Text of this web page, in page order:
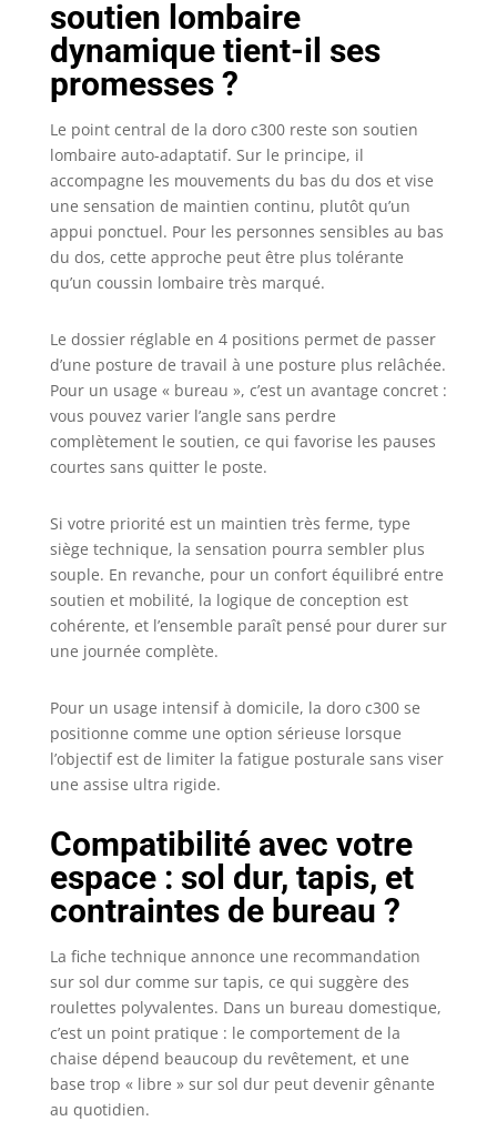
avec votre corps.
Ce chaise
ergonomique offre
pour le bas de
votre dos et
préserve votre
santé. Les
accoudoirs 3D de
cette fauteuil de
bureau peuvent
être réglés dans
qui vous permet
de détendre vos
bras dans
n'importe quelle
position.
⭐【Intelligent
SIHOO Doro C300
fauteuil de
bureau
ergonomique
features an
allows our chair to
support up to 150
kg, adapting to
effortlessly
balanced reclining
experience. Our
computer desk
chair can be tilted
at 110°, 120°, and
130° angles, so
you can relax and
rest in comfort.
⭐【Certifications
de Sécurité】 La
siege bureau
soutien lombaire
dynamique tient-il ses
promesses ?
Le point central de la doro c300 reste son soutien
lombaire auto-adaptatif. Sur le principe, il
accompagne les mouvements du bas du dos et vise
une sensation de maintien continu, plutôt qu’un
appui ponctuel. Pour les personnes sensibles au bas
du dos, cette approche peut être plus tolérante
qu’un coussin lombaire très marqué.
Le dossier réglable en 4 positions permet de passer
d’une posture de travail à une posture plus relâchée.
Pour un usage « bureau », c’est un avantage concret :
vous pouvez varier l’angle sans perdre
complètement le soutien, ce qui favorise les pauses
courtes sans quitter le poste.
Si votre priorité est un maintien très ferme, type
siège technique, la sensation pourra sembler plus
souple. En revanche, pour un confort équilibré entre
soutien et mobilité, la logique de conception est
cohérente, et l’ensemble paraît pensé pour durer sur
une journée complète.
Pour un usage intensif à domicile, la doro c300 se
positionne comme une option sérieuse lorsque
l’objectif est de limiter la fatigue posturale sans viser
une assise ultra rigide.
Compatibilité avec votre
espace : sol dur, tapis, et
contraintes de bureau ?
La fiche technique annonce une recommandation
sur sol dur comme sur tapis, ce qui suggère des
roulettes polyvalentes. Dans un bureau domestique,
c’est un point pratique : le comportement de la
chaise dépend beaucoup du revêtement, et une
base trop « libre » sur sol dur peut devenir gênante
au quotidien.